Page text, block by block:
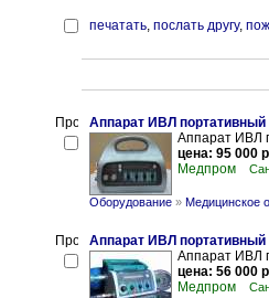
печатать, послать другу,
Аппарат ИВЛ
Аппарат ИВЛ
цена: 95 000
Медпром
Оборудование » Медицинское
Аппарат ИВЛ
Аппарат ИВЛ
цена: 56 000
Медпром